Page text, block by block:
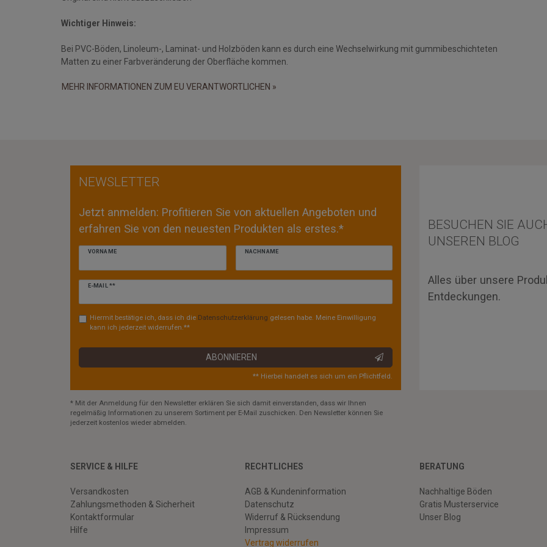
Wichtiger Hinweis:
Bei PVC-Böden, Linoleum-, Laminat- und Holzböden kann es durch eine Wechselwirkung mit gummibeschichteten
Matten zu einer Farbveränderung der Oberfläche kommen.
MEHR INFORMATIONEN ZUM EU VERANTWORTLICHEN »
NEWSLETTER
Jetzt anmelden: Profitieren Sie von aktuellen Angeboten und
erfahren Sie von den neuesten Produkten als erstes.*
VORNAME NACHNAME
E-MAIL **
Newsletter
Hiermit bestätige ich, dass ich die Daten­schutz­erklärung gelesen habe. Meine Einwilligung
kann ich jederzeit widerrufen.**
ABONNIEREN
** Hierbei handelt es sich um ein Pflichtfeld.
BESUCHEN SIE
UNSEREN BLOG
Alles über unsere
Entdeckungen.
* Mit der Anmeldung für den Newsletter erklären Sie sich damit einverstanden, dass wir Ihnen
regelmäßig Informationen zu unserem Sortiment per E-Mail zuschicken. Den Newsletter können Sie
jederzeit kostenlos wieder abmelden.
SERVICE & HILFE
Versandkosten
Zahlungsmethoden & Sicherheit
Kontaktformular
Hilfe
RECHTLICHES
AGB & Kundeninformation
Datenschutz
Widerruf & Rücksendung
Impressum
Vertrag widerrufen
BERATUNG
Nachhaltige Böden
Gratis Musterservice
Unser Blog